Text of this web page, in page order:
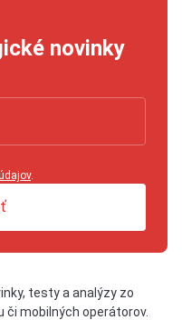
novinky
.
testy a analýzy zo
mobilných operátorov.